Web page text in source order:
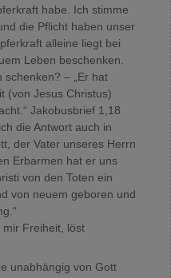
habe. Ich stimme
die Pflicht haben unser
alleine liegt bei
Leben beschenken.
– „Er hat
(von Jesus Christus)
Jakobusbrief 1,18
die Antwort auch in
der Vater unseres Herrn
Erbarmen hat er uns
von den Toten ein
von neuem geboren und
mir Freiheit, löst
unabhängig von Gott